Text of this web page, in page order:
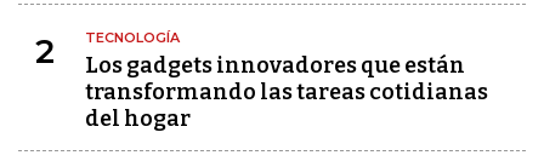
2 TECNOLOGÍA
Los gadgets innovadores que están
transformando las tareas cotidianas
del hogar